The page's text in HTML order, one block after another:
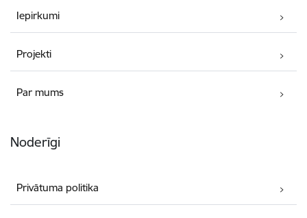
Iepirkumi
Projekti
Par mums
Noderīgi
Privātuma politika